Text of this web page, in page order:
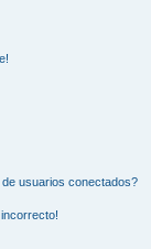
usuarios conectados?